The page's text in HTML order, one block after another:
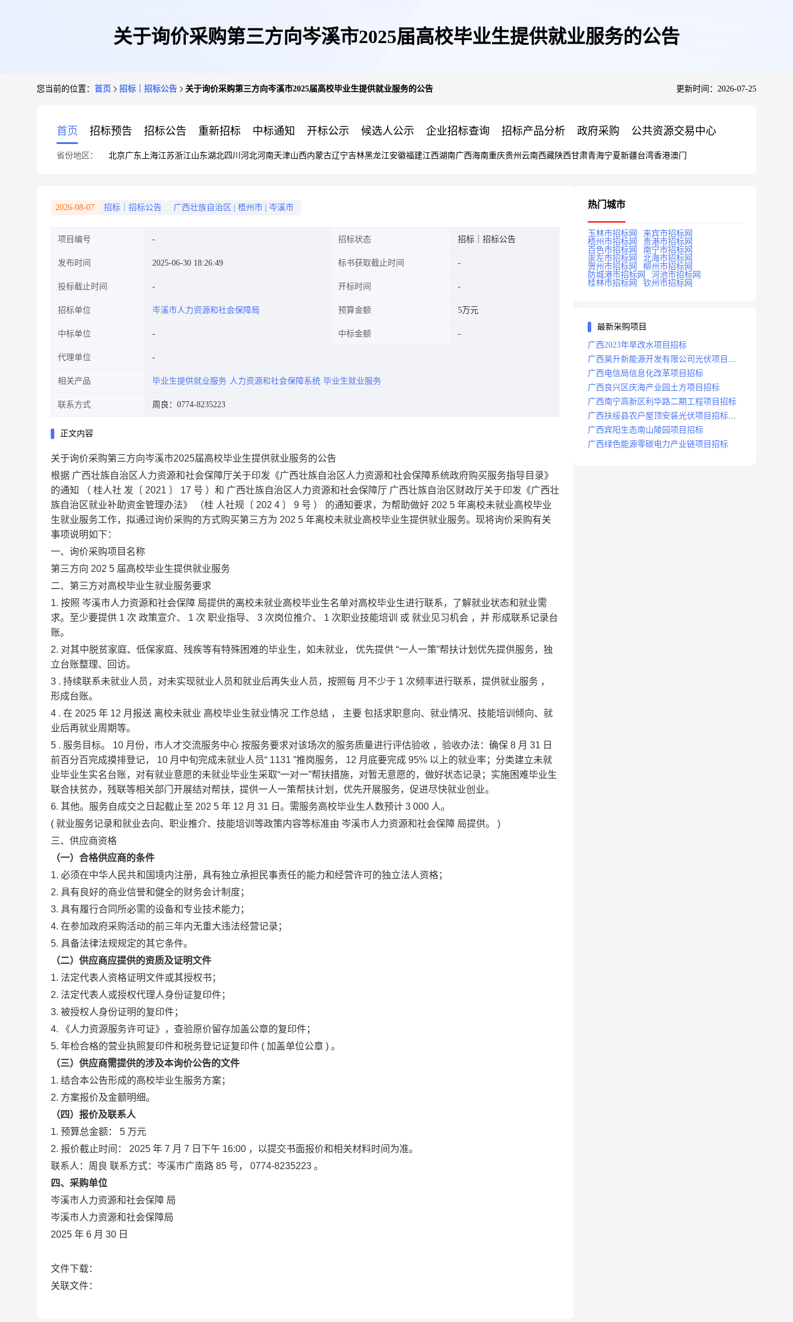
关于询价采购第三方向岑溪市2025届高校毕业生提供就业服务的公告
您当前的位置： 首页 招标｜招标公告 关于询价采购第三方向岑溪市2025届高校毕业生提供就业服务的公告 更新时间：2026-07-25
首页 招标预告 招标公告 重新招标 中标通知 开标公示 候选人公示 企业招标查询 招标产品分析 政府采购 公共资源交易中心
省份地区： 北京广东 上海江苏浙江山东湖北四川 河北河南天津山西内蒙古辽宁吉林黑龙江安徽福建江西湖南广西海南重庆贵州 云南西藏陕西甘肃青海宁夏新疆台湾香港澳门
2026-08-07 招标｜招标公告 广西壮族自治区 梧州市 岑溪市
项目编号 招标状态 招标｜招标公告
发布时间 2025-06-30 18:26:49 标书获取截止时间
投标截止时间 开标时间
招标单位 岑溪市人力资源和社会保障局 预算金额 5万元
中标单位 中标金额
代理单位
相关产品 毕业生提供就业服务 人力资源和社会保障系统 毕业生就业服务
联系方式 周良：0774-8235223
正文内容
关于询价采购第三方向岑溪市2025届高校毕业生提供就业服务的公告
根据 广西壮族自治区人力资源和社会保障厅关于印发《广西壮族自治区人力资源和社会保障系统政府购买服务指导目录》
的通知
（ 桂人社 发〔 2021 〕 17 号 ）和 广西壮族自治区人力资源和社会保障厅 广西壮族自治区财政厅关于印发《广西壮
族自治区就业补助资金管理办法》
（桂 人社规〔 202 4 〕 9 号 ） 的通知要求，为帮助做好 202 5 年离校未就业高校毕业
生就业服务工作，拟通过询价采购的方式购买第三方为 202 5 年离校未就业高校毕业生提供就业服务。现将询价采购有关
事项说明如下：
一、询价采购项目名称
第三方向 202 5 届高校毕业生提供就业服务
二、第三方对高校毕业生就业服务要求
1. 按照 岑溪市人力资源和社会保障 局提供的离校未就业高校毕业生名单对高校毕业生进行联系，了解就业状态和就业需
求。至少要提供 1 次 政策宣介、 1 次 职业指导、 3 次岗位推介、 1 次职业技能培训 或 就业见习机会 ，并 形成联系记录台
账。
2. 对其中脱贫家庭、低保家庭、残疾等有特殊困难的毕业生，如未就业， 优先提供 “一人一策”帮扶计划优先提供服务，独
立台账整理、回访。
3 . 持续联系未就业人员，对未实现就业人员和就业后再失业人员，按照每 月不少于 1 次频率进行联系，提供就业服务 ，
形成台账。
4 . 在 2025 年 12 月报送 离校未就业 高校毕业生就业情况 工作总结 ， 主要 包括求职意向、就业情况、技能培训倾向、就
业后再就业周期等。
5 . 服务目标。 10 月份，市人才交流服务中心 按服务要求对该场次的服务质量进行评估验收 ，验收办法：确保 8 月 31 日
前百分百完成摸排登记， 10 月中旬完成未就业人员“ 1131 ”推岗服务， 12 月底要完成 95% 以上的就业率；分类建立未就
业毕业生实名台账，对有就业意愿的未就业毕业生采取“一对一”帮扶措施，对暂无意愿的，做好状态记录；实施困难毕业生
联合扶贫办，残联等相关部门开展结对帮扶，提供一人一策帮扶计划，优先开展服务，促进尽快就业创业。
6. 其他。服务自成交之日起截止至 202 5 年 12 月 31 日。需服务高校毕业生人数预计 3 000 人。
( 就业服务记录和就业去向、职业推介、技能培训等政策内容等标准由 岑溪市人力资源和社会保障 局提供。 )
三、供应商资格
（一）合格供应商的条件
1. 必须在中华人民共和国境内注册，具有独立承担民事责任的能力和经营许可的独立法人资格；
2. 具有良好的商业信誉和健全的财务会计制度；
3. 具有履行合同所必需的设备和专业技术能力；
4. 在参加政府采购活动的前三年内无重大违法经营记录；
5. 具备法律法规规定的其它条件。
（二）供应商应提供的资质及证明文件
1. 法定代表人资格证明文件或其授权书；
2. 法定代表人或授权代理人身份证复印件；
3. 被授权人身份证明的复印件；
4.
《人力资源服务许可证》，查验原价留存加盖公章的复印件；
5. 年检合格的营业执照复印件和税务登记证复印件 ( 加盖单位公章 ) 。
（三）供应商需提供的涉及本询价公告的文件
1. 结合本公告形成的高校毕业生服务方案；
2. 方案报价及金额明细。
（四）报价及联系人
1. 预算总金额： 5 万元
2. 报价截止时间： 2025 年 7 月 7 日下午 16:00 ，以提交书面报价和相关材料时间为准。
联系人：周良 联系方式：岑溪市广南路 85 号， 0774-8235223 。
四、采购单位
岑溪市人力资源和社会保障 局
岑溪市人力资源和社会保障局
2025 年 6 月 30 日
文件下载：
关联文件：
热门城市
玉林市招标网
来宾市招标网
梧州市招标网
贵港市招标网
百色市招标网
南宁市招标网
崇左市招标网
北海市招标网
贺州市招标网
柳州市招标网
防城港市招标网
河池市招标网
桂林市招标网
钦州市招标网
最新采购项目
广西2023年旱改水项目招标
广西昊升新能源开发有限公司光伏项目招
标
广西电信局信息化改革项目招标
广西良兴区庆海产业园土方项目招标
广西南宁高新区利华路二期工程项目招标
广西扶绥县农户屋顶安装光伏项目招标公
告
广西宾阳生态南山陵园项目招标
广西绿色能源零碳电力产业链项目招标